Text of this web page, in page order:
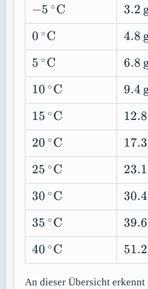
-5\,^\circ
\mathrm{C}
−5 ∘C 3.2
0\,^\circ
\mathrm{C}
0 ∘C 4.8
5\,^\circ
\mathrm{C}
5 ∘C 6.8
10\,^\circ
\mathrm{C}
10 ∘C 9.4
15\,^\circ
\mathrm{C}
15 ∘C 12.8
20\,^\circ
\mathrm{C}
20 ∘C 17.3
25\,^\circ
\mathrm{C}
25 ∘C 23.1
30\,^\circ
\mathrm{C}
30 ∘C 30.4
35\,^\circ
\mathrm{C}
35 ∘C 39.6
40\,^\circ
\mathrm{C}
40 ∘C 51.2
An dieser Übersicht erkennt